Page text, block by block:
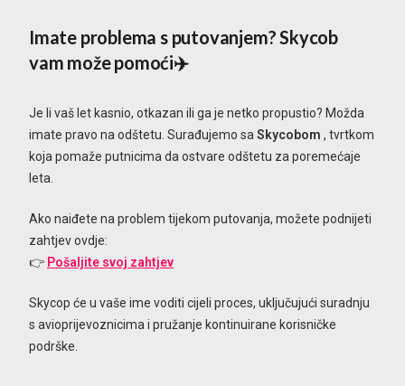
Imate problema s putovanjem? Skycob
vam može pomoći✈️
Je li vaš let kasnio, otkazan ili ga je netko propustio? Možda
imate pravo na odštetu. Surađujemo sa Skycobom , tvrtkom
koja pomaže putnicima da ostvare odštetu za poremećaje
leta.
Ako naiđete na problem tijekom putovanja, možete podnijeti
zahtjev ovdje:
👉 Pošaljite svoj zahtjev
Skycop će u vaše ime voditi cijeli proces, uključujući suradnju
s avioprijevoznicima i pružanje kontinuirane korisničke
podrške.